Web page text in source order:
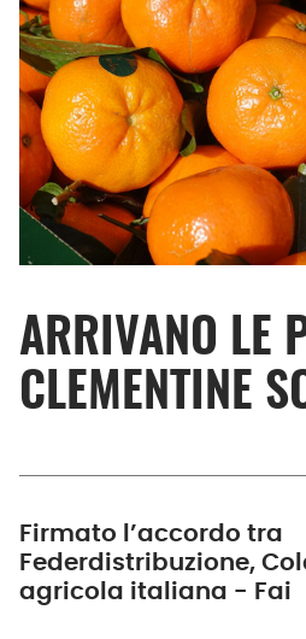
ARRIVANO LE
CLEMENTINE
Firmato l’accordo tra
Federdistribuzione,
agricola italiana - Fai